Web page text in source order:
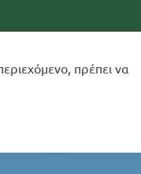
πρέπει να